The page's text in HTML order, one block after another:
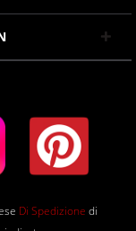
Di Spedizione di